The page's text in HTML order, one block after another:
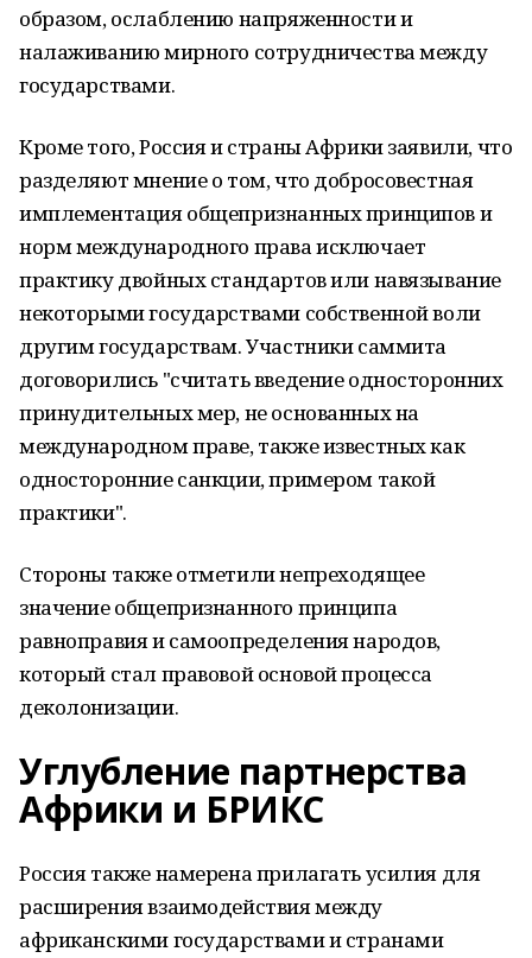
образом, ослаблению напряженности и
налаживанию мирного сотрудничества между
государствами.
Кроме того, Россия и страны Африки заявили, что
разделяют мнение о том, что добросовестная
имплементация общепризнанных принципов и
норм международного права исключает
практику двойных стандартов или навязывание
некоторыми государствами собственной воли
другим государствам. Участники саммита
договорились "считать введение односторонних
принудительных мер, не основанных на
международном праве, также известных как
односторонние санкции, примером такой
практики".
Стороны также отметили непреходящее
значение общепризнанного принципа
равноправия и самоопределения народов,
который стал правовой основой процесса
деколонизации.
Углубление партнерства
Африки и БРИКС
Россия также намерена прилагать усилия для
расширения взаимодействия между
африканскими государствами и странами